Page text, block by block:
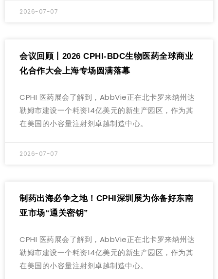
2026-07-07
会议回顾丨2026 CPHI-BDC生物医药全球商业
化合作大会上海专场圆满落幕
CPHI 医药展会了解到，AbbVie正在北卡罗来纳州达
勒姆市建设一个耗资14亿美元的新生产园区，作为其
在美国的小容量注射剂卓越制造中心。
2026-07-07
制药出海必争之地！CPHI深圳展为你备好东南
亚市场“通关密钥”
CPHI 医药展会了解到，AbbVie正在北卡罗来纳州达
勒姆市建设一个耗资14亿美元的新生产园区，作为其
在美国的小容量注射剂卓越制造中心。